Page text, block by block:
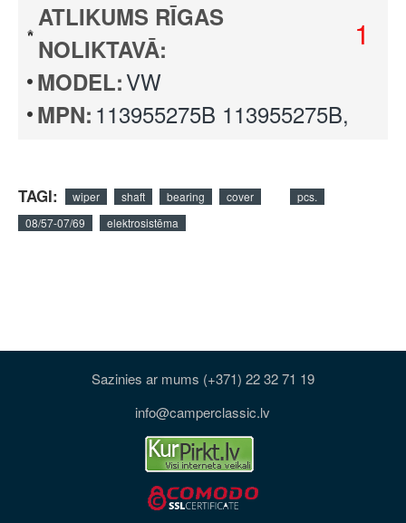
ATLIKUMS RĪGAS
NOLIKTAVĀ:
1
MODEL:VW
MPN: 113955275B 113955275B,
TAGI: wiper shaft bearing cover
pcs.
08/57-07/69
elektrosistēma
Sazinies ar mums (+371) 22 32 71 19
info@camperclassic.lv